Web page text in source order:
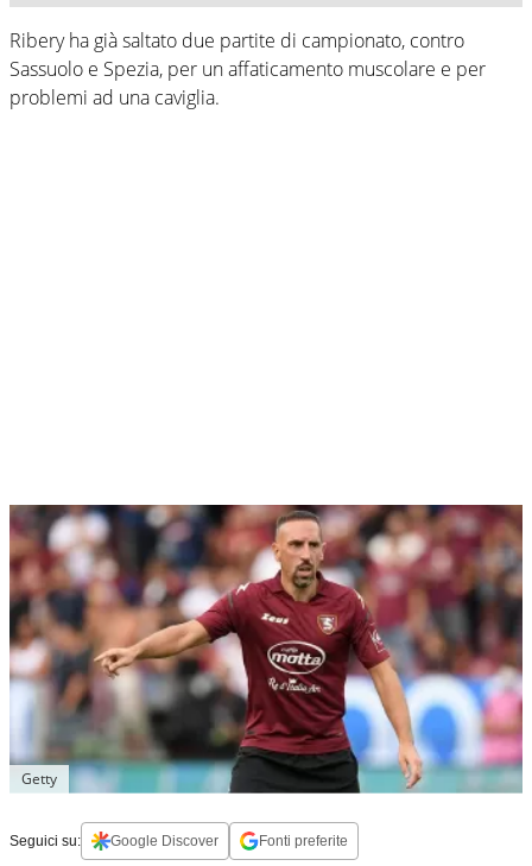
Ribery ha già saltato due partite di campionato, contro
Sassuolo e Spezia, per un affaticamento muscolare e per
problemi ad una caviglia.
Getty
Seguici su: Google Discover Fonti preferite